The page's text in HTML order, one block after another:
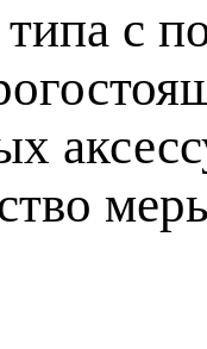
типа с